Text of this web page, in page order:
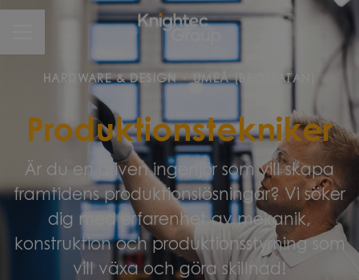
HARDWARE & DESIGN · UMEÅ (BROGATAN)
Produktionstekniker
Är du en driven ingenjör som vill skapa
framtidens produktionslösningar? Vi söker
dig med erfarenhet av mekanik,
konstruktion och produktionsstyrning som
vill växa och göra skillnad!